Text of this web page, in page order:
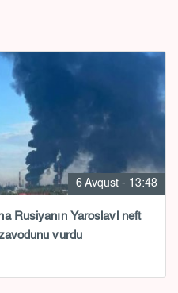
6 Avqust - 13:48
neft
vurdu